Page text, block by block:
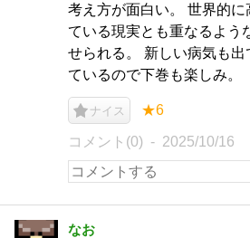
考え方が面白い。 世界的
ている現実とも重なるよう
せられる。 新しい病気も
ているので下巻も楽しみ。
ナイス ★6
コメント(0) 2025/10/16
なお